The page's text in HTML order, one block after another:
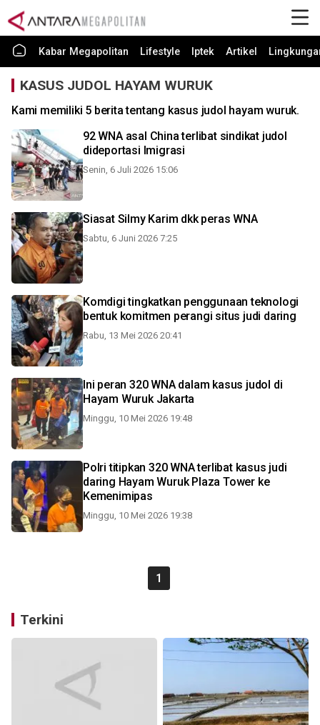
Kabar Megapolitan Lifestyle Iptek Artikel
KASUS JUDOL HAYAM WURUK
Kami memiliki 5 berita tentang kasus judol hayam wuruk.
92 WNA asal China terlibat sindikat judol
dideportasi Imigrasi
Senin, 6 Juli 2026 15:06
Siasat Silmy Karim dkk peras WNA
Sabtu, 6 Juni 2026 7:25
Komdigi tingkatkan penggunaan teknologi
bentuk komitmen perangi situs judi daring
Rabu, 13 Mei 2026 20:41
Ini peran 320 WNA dalam kasus judol di
Hayam Wuruk Jakarta
Minggu, 10 Mei 2026 19:48
Polri titipkan 320 WNA terlibat kasus judi
daring Hayam Wuruk Plaza Tower ke
Kemenimipas
Minggu, 10 Mei 2026 19:38
1
Terkini